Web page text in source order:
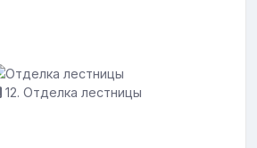
12. Отделка лестницы